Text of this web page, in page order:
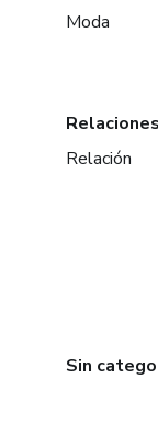
Moda
Relaciones
Relación
Sin